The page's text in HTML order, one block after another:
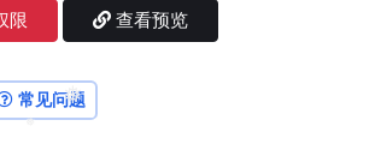
❅
限 查看预览
常见问题